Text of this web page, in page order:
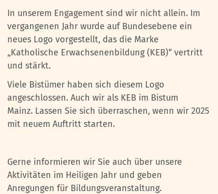
In unserem Engagement sind wir nicht allein. Im
vergangenen Jahr wurde auf Bundesebene ein
neues Logo vorgestellt, das die Marke
„Katholische Erwachsenenbildung (KEB)“ vertritt
und stärkt.
Viele Bistümer haben sich diesem Logo
angeschlossen. Auch wir als KEB im Bistum
Mainz. Lassen Sie sich überraschen, wenn wir 2025
mit neuem Auftritt starten.
Gerne informieren wir Sie auch über unsere
Aktivitäten im Heiligen Jahr und geben
Anregungen für Bildungsveranstaltung.